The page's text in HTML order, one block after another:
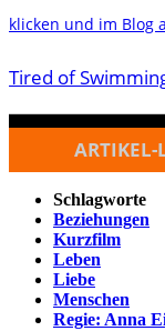
klicken und im Blog
Tired of
Schlagworte
Beziehungen
Kurzfilm
Leben
Liebe
Menschen
Regie: Anna